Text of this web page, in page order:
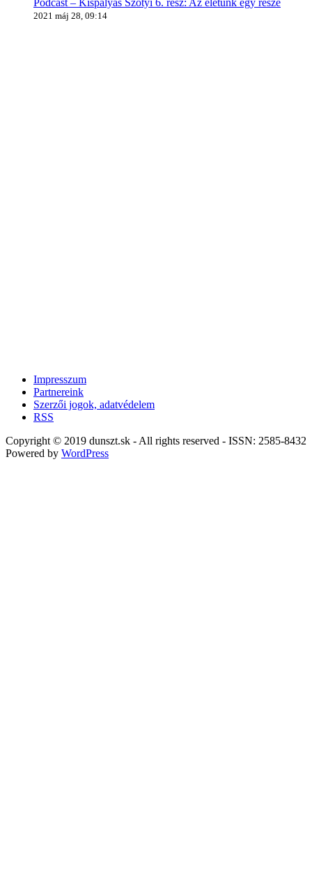
2021 máj 28, 09:14
Impresszum
Partnereink
Szerzői jogok, adatvédelem
RSS
Copyright © 2019 dunszt.sk - All rights reserved - ISSN: 2585-8432
Powered by WordPress